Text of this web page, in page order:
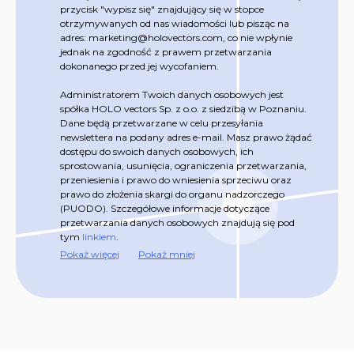
przycisk "wypisz się" znajdujący się w stopce
otrzymywanych od nas wiadomości lub pisząc na
adres: marketing@holovectors.com, co nie wpłynie
jednak na zgodność z prawem przetwarzania
dokonanego przed jej wycofaniem.
Administratorem Twoich danych osobowych jest
spółka HOLO vectors Sp. z o.o. z siedzibą w Poznaniu.
Dane będą przetwarzane w celu przesyłania
newslettera na podany adres e-mail. Masz prawo żądać
dostępu do swoich danych osobowych, ich
sprostowania, usunięcia, ograniczenia przetwarzania,
przeniesienia i prawo do wniesienia sprzeciwu oraz
prawo do złożenia skargi do organu nadzorczego
(PUODO). Szczegółowe informacje dotyczące
przetwarzania danych osobowych znajdują się pod
tym linkiem.
Pokaż więcej
Pokaż mniej